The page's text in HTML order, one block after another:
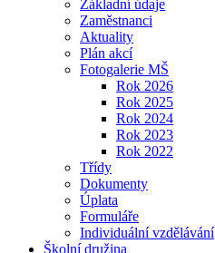
Základní údaje
Zaměstnanci
Aktuality
Plán akcí
Fotogalerie MŠ
Rok 2026
Rok 2025
Rok 2024
Rok 2023
Rok 2022
Třídy
Dokumenty
Úplata
Formuláře
Individuální vzdělávání
Školní družina